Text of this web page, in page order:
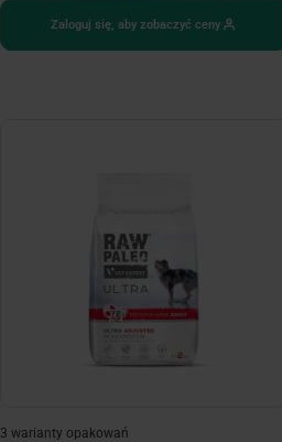
Zaloguj się, aby zobaczyć ceny
3 warianty opakowań